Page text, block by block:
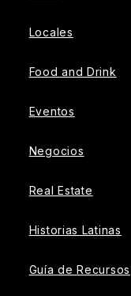
Locales
Food and Drink
Eventos
Negocios
Real Estate
Historias Latinas
Guía de Recursos